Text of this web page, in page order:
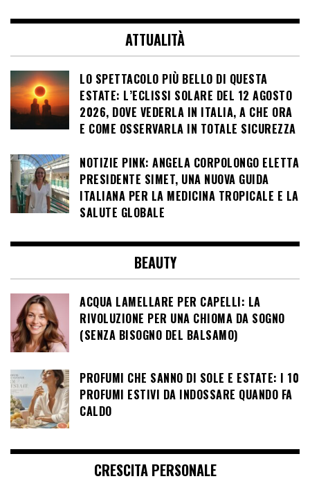
articoli
ATTUALITÀ
LO SPETTACOLO PIÙ BELLO DI QUESTA
ESTATE: L’ECLISSI SOLARE DEL 12 AGOSTO
2026, DOVE VEDERLA IN ITALIA, A CHE ORA
E COME OSSERVARLA IN TOTALE SICUREZZA
NOTIZIE PINK: ANGELA CORPOLONGO ELETTA
PRESIDENTE SIMET, UNA NUOVA GUIDA
ITALIANA PER LA MEDICINA TROPICALE E LA
SALUTE GLOBALE
BEAUTY
ACQUA LAMELLARE PER CAPELLI: LA
RIVOLUZIONE PER UNA CHIOMA DA SOGNO
(SENZA BISOGNO DEL BALSAMO)
PROFUMI CHE SANNO DI SOLE E ESTATE: I 10
PROFUMI ESTIVI DA INDOSSARE QUANDO FA
CALDO
CRESCITA PERSONALE